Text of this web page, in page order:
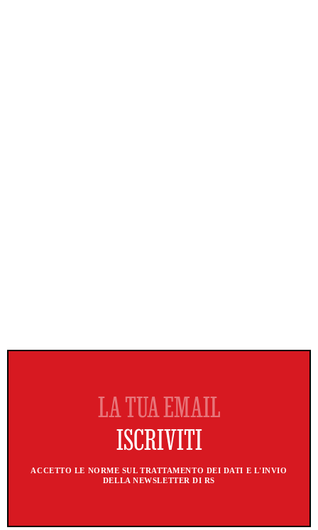
ACCETTO LE NORME SUL TRATTAMENTO DEI DATI E L'INVIO
DELLA NEWSLETTER DI RS